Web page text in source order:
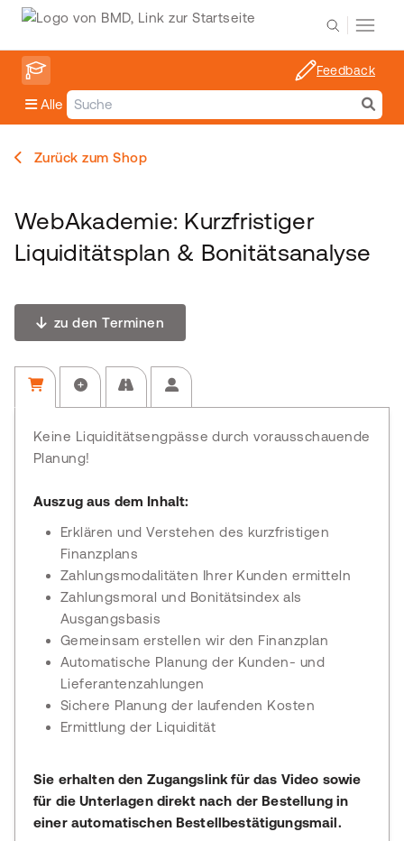
Alle
Feedback
Zurück zum Shop
WebAkademie: Kurzfristiger
Liquiditätsplan & Bonitätsanalyse
zu den Terminen
Keine Liquiditätsengpässe durch vorausschauende
Planung!
Auszug aus dem Inhalt:
Erklären und Verstehen des kurzfristigen
Finanzplans
Zahlungsmodalitäten Ihrer Kunden ermitteln
Zahlungsmoral und Bonitätsindex als
Ausgangsbasis
Gemeinsam erstellen wir den Finanzplan
Automatische Planung der Kunden- und
Lieferantenzahlungen
Sichere Planung der laufenden Kosten
Ermittlung der Liquidität
Sie erhalten den Zugangslink für das Video sowie
für die Unterlagen direkt nach der Bestellung in
einer automatischen Bestellbestätigungsmail.